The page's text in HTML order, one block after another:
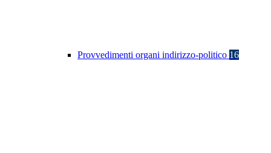
Provvedimenti organi indirizzo-politico 16